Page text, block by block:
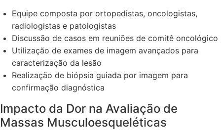
Equipe composta por ortopedistas, oncologistas,
radiologistas e patologistas
Discussão de casos em reuniões de comitê oncológico
Utilização de exames de imagem avançados para
caracterização da lesão
Realização de biópsia guiada por imagem para
confirmação diagnóstica
Impacto da Dor na Avaliação de
Massas Musculoesqueléticas